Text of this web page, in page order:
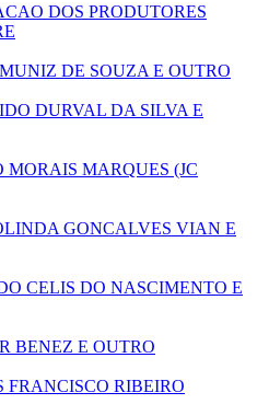
DOS PRODUTORES
DE SOUZA E OUTRO
DURVAL DA SILVA E
MORAIS MARQUES (JC
GONCALVES VIAN E
CELIS DO NASCIMENTO E
BENEZ E OUTRO
FRANCISCO RIBEIRO